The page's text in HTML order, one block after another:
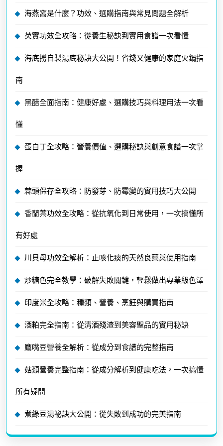
海燕窩是什麼？功效、選購指南與常見問題全解析
芡實功效全攻略：從養生秘訣到實用食譜一次看懂
海底撈自製湯底秘訣大公開！省錢又健康的家庭火鍋指
南
黑醋全面指南：健康好處、選購技巧與料理用法一次看
懂
蛋白丁全攻略：營養價值、選購秘訣與創意食譜一次掌
握
蒜頭保存全攻略：防發芽、防霉變的實用技巧大公開
香蘭葉功效全攻略：從抗氧化到日常使用，一次搞懂所
有好處
川貝母功效全解析：止咳化痰的天然良藥與使用指南
炒糖色完全教學：破解失敗關鍵，輕鬆做出專業級色澤
印度米全攻略：種類、營養、烹飪與購買指南
酒粕完全指南：從清酒殘渣到美容聖品的實用秘訣
鷹嘴豆營養全解析：從成分到食譜的完整指南
菇類營養完整指南：從成分解析到健康吃法，一次搞懂
所有疑問
煮綠豆湯祕訣大公開：從失敗到成功的完美指南